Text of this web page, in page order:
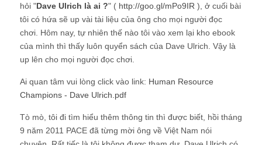
hỏi "Dave Ulrich là ai ?" ( http://goo.gl/mPo9IR ), ở cuối bài
tôi có hứa sẽ up vài tài liệu của ông cho mọi người đọc
chơi. Hôm nay, tự nhiên thế nào tôi vào xem lại kho ebook
của mình thì thấy luôn quyển sách của Dave Ulrich. Vậy là
up lên cho mọi người đọc chơi.
Ai quan tâm vui lòng click vào link: Human Resource
Champions - Dave Ulrich.pdf
Tò mò, tôi đi tìm hiểu thêm thông tin thì được biết, hồi tháng
9 năm 2011 PACE đã từng mời ông về Việt Nam nói